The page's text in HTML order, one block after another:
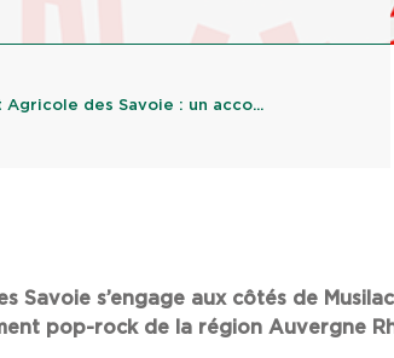
des Savoie : un acco...
Savoie s’engage aux côtés de
pop-rock de la région Auvergne